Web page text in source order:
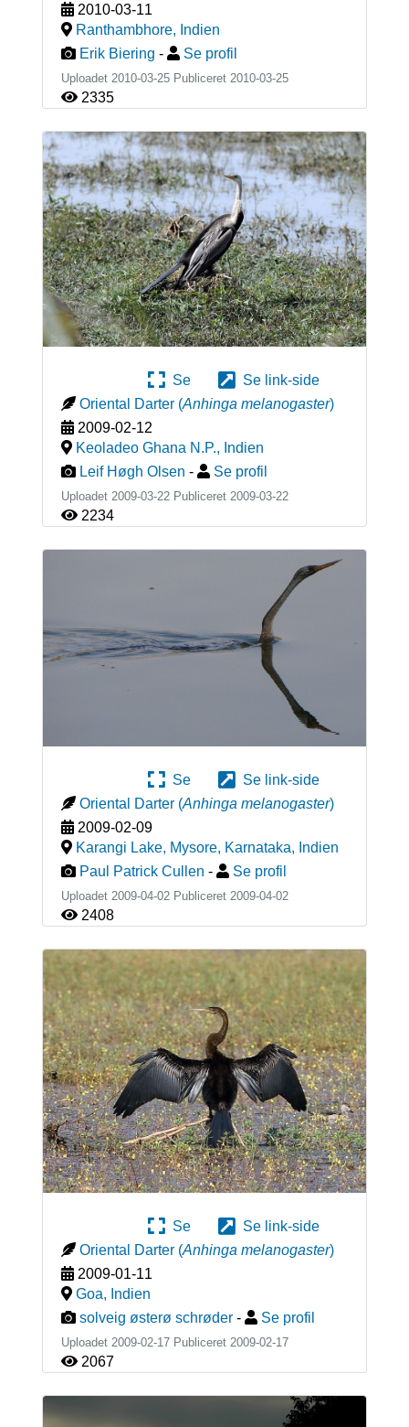
2010-03-11
Ranthambhore, Indien
Erik Biering - Se profil
Uploadet 2010-03-25 Publiceret 2010-03-25
2335
Se
Se link-side
Oriental Darter (Anhinga melanogaster)
2009-02-12
Keoladeo Ghana N.P., Indien
Leif Høgh Olsen - Se profil
Uploadet 2009-03-22 Publiceret 2009-03-22
2234
Se
Se link-side
Oriental Darter (Anhinga melanogaster)
2009-02-09
Karangi Lake, Mysore, Karnataka, Indien
Paul Patrick Cullen - Se profil
Uploadet 2009-04-02 Publiceret 2009-04-02
2408
Se
Se link-side
Oriental Darter (Anhinga melanogaster)
2009-01-11
Goa, Indien
solveig østerø schrøder - Se profil
Uploadet 2009-02-17 Publiceret 2009-02-17
2067